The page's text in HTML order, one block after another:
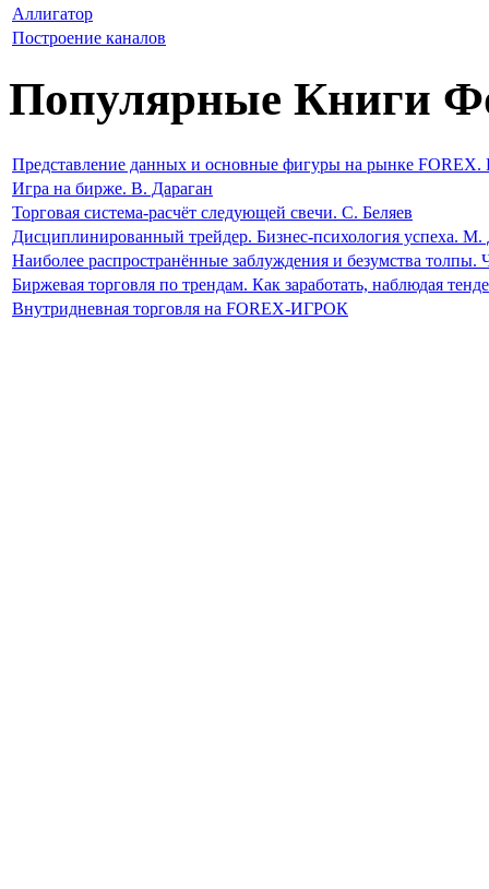
Аллигатор
Построение каналов
Популярные Книги
Представление данных и основные фигуры на рынке
Игра на бирже. В. Дараган
Торговая система-расчёт следующей свечи. С. Беляев
Дисциплинированный трейдер. Бизнес-психология успеха. М.
Наиболее распространённые заблуждения и безумства толпы.
Биржевая торговля по трендам. Как заработать, наблюдая
Внутридневная торговля на FOREX-ИГРОК